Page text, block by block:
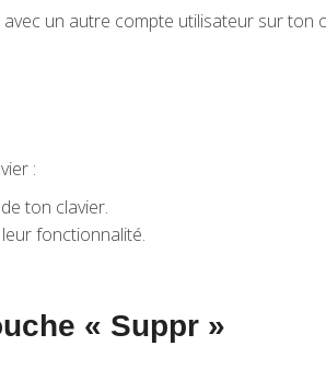
un autre compte utilisateur sur
:
ton clavier.
fonctionnalité.
« Suppr »